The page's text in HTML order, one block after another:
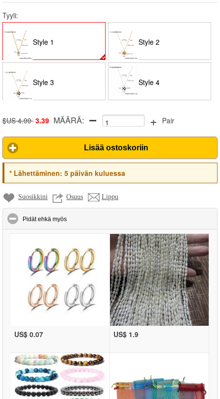
Tyyli:
Style 1 Style 2
Style 3 Style 4
$US 4.99 3.39 MÄÄRÄ: + Pair
Lisää ostoskoriin
*Lähettäminen: 5 päivän kuluessa
Suosikkini Osuus Lippu
Pidät ehkä myös
US$ 0.07 US$ 1.9